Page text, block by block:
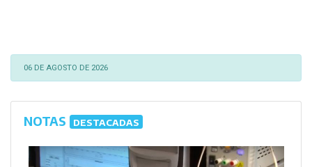
06 DE AGOSTO DE 2026
NOTAS DESTACADAS